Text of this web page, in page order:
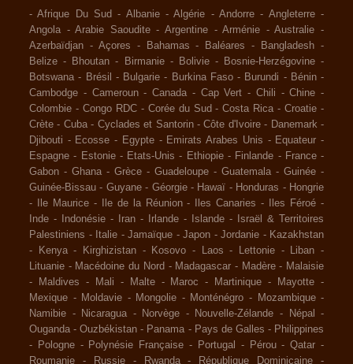
-Afrique Du Sud - Albanie -Algérie -Andorre - Angleterre -
Angola -Arabie Saoudite -Argentine -Arménie -Australie -
Azerbaïdjan - Açores - Bahamas - Baléares - Bangladesh -
Belize - Bhoutan - Birmanie - Bolivie - Bosnie-Herzégovine -
Botswana - Brésil - Bulgarie - Burkina Faso - Burundi - Bénin -
Cambodge - Cameroun - Canada - Cap Vert - Chili -Chine -
Colombie - Congo RDC - Corée du Sud -Costa Rica -Croatie -
Crète - Cuba - Cyclades et Santorin -Côte d'Ivoire - Danemark -
Djibouti - Ecosse - Egypte - Emirats Arabes Unis - Equateur -
Espagne - Estonie - Etats-Unis - Ethiopie - Finlande - France -
Gabon - Ghana - Grèce - Guadeloupe - Guatemala - Guinée -
Guinée-Bissau - Guyane - Géorgie - Hawaï - Honduras - Hongrie
-
Ile Maurice - Ile de la Réunion - Iles Canaries - Iles Féroé -
Inde - Indonésie - Iran - Irlande - Islande -
Israël & Territoires
Palestiniens - Italie - Jamaïque - Japon - Jordanie - Kazakhstan
-
Kenya - Kirghizistan - Kosovo - Laos - Lettonie - Liban -
Lituanie - Macédoine du Nord - Madagascar - Madère - Malaisie
-
Maldives - Mali - Malte - Maroc - Martinique - Mayotte -
Mexique - Moldavie - Mongolie - Monténégro - Mozambique -
Namibie - Nicaragua - Norvège - Nouvelle-Zélande - Népal
-
Ouganda -Ouzbékistan - Panama - Pays de Galles - Philippines
-
Pologne - Polynésie Française - Portugal - Pérou -Qatar -
Roumanie
- Russie - Rwanda - République Dominicaine -